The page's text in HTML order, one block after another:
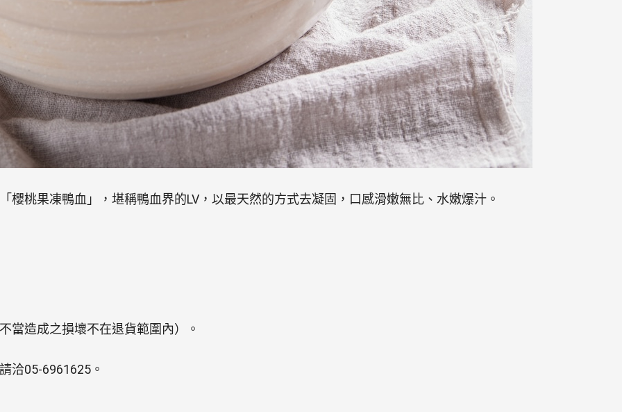
桃果凍鴨血」，堪稱鴨血界的LV，以最天然的方式去凝固，口感滑嫩無比、水嫩爆汁。
當造成之損壞不在退貨範圍內）。
洽05-6961625。